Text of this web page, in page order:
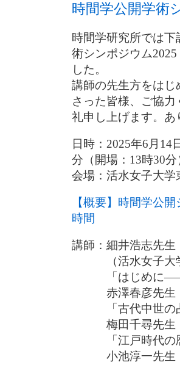
時間学公開学術
時間学研究所では
術シンポジウム
した。
講師の先生方をは
さった皆様、ご協
礼申し上げます。
日時：2025年6月14
分（開場：13時30分
会場：活水女子大学
【概要】時間学公
時間
講師：細井浩志先生
（活水女子大学
「はじめに――陰
赤澤春彦先生（
「古代中世の占
梅田千尋先生（
「江戸時代の暦
小池淳一先生（